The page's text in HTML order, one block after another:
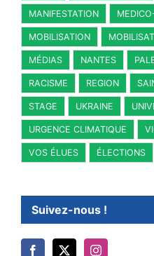
MANIFESTATION
MOBILISATION
MÉDIAS NANTES
RACISME REGION
STAGE UKRAINE
URGENCE CLIMATIQUE
VOS ÉLUES ÉLECTIONS
Suivez-nous !